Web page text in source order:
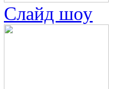
Слайд шоу